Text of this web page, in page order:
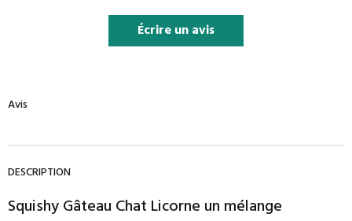
Écrire un avis
Avis
DESCRIPTION
Squishy Gâteau Chat Licorne un mélange